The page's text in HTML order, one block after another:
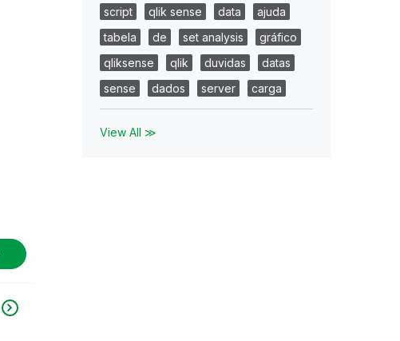
script
qlik sense data
ajuda
tabela
de set analysis
gráfico
qliksense
qlik duvidas
datas
sense
dados server carga
View All ≫